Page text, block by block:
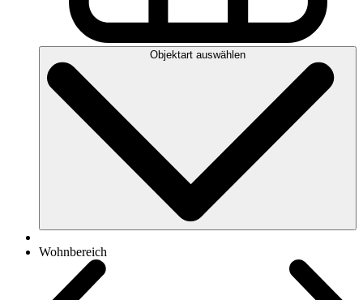
Objektart auswählen
Wohnbereich